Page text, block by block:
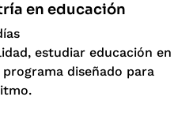
en educación
estudiar educación en
diseñado para